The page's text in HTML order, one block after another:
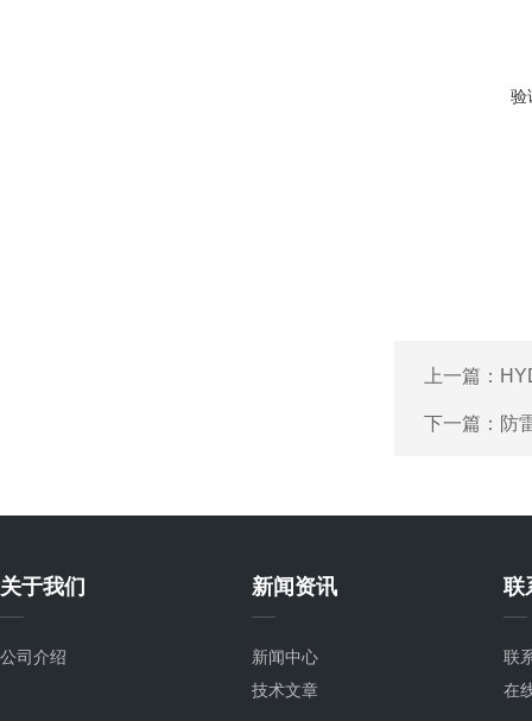
验
上一篇：
下一篇： 防
关于我们
公司介绍
新闻资讯
新闻中心
技术文章
联
联
在